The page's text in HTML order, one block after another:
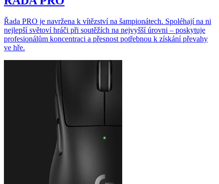
Řada PRO je navržena k vítězství na šampionátech. Spoléhají na ni
nejlepší světoví hráči při soutěžích na nejvyšší úrovni – poskytuje
profesionálům koncentraci a přesnost potřebnou k získání převahy
ve hře.